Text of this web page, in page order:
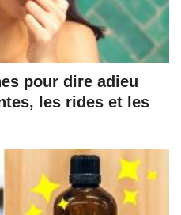
pour dire adieu
les rides et les